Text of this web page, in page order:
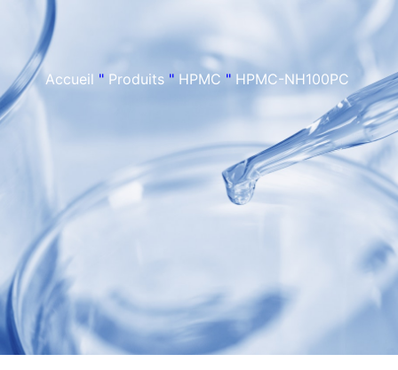
Accueil " Produits " HPMC " HPMC-NH100PC